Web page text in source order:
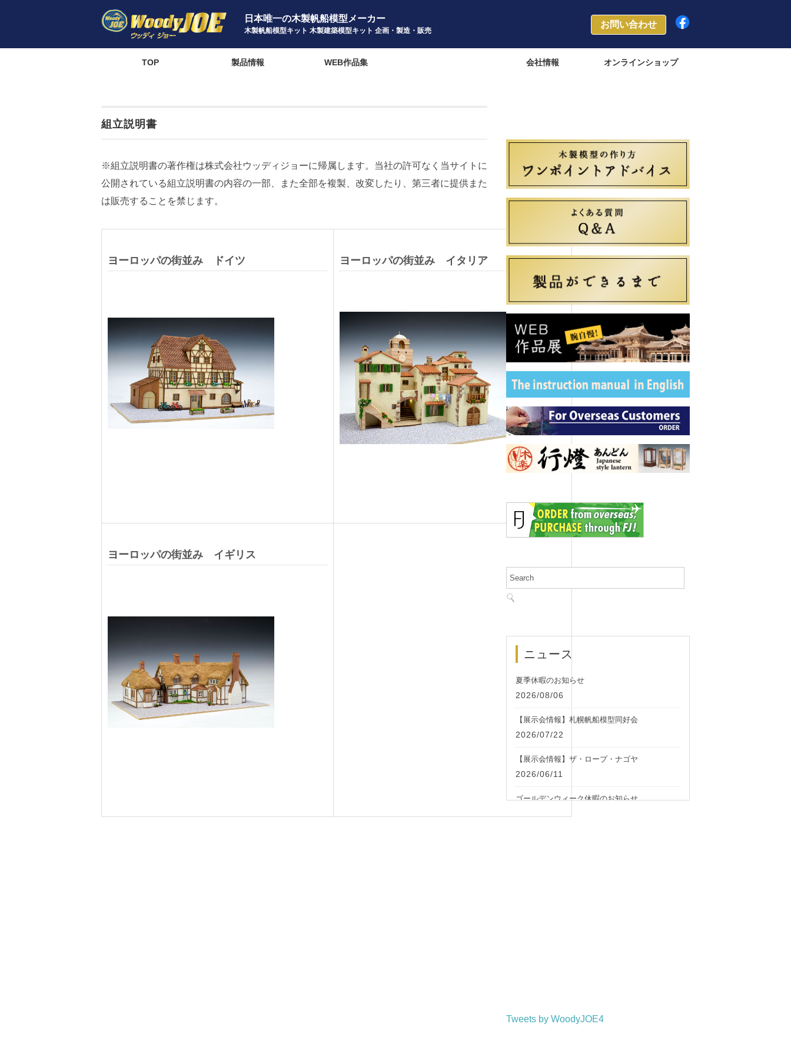
日本唯一の木製帆船模型メーカー
木製帆船模型キット 木製建築模型キット 企画・製造・販売
お問い合わせ
TOP 製品情報 WEB作品集 会社情報 オンラインショップ
組立説明書
※組立説明書の著作権は株式会社ウッディジョーに帰属します。当社の許可なく当サイトに
公開されている組立説明書の内容の一部、また全部を複製、改変したり、第三者に提供また
は販売することを禁じます。
ヨーロッパの街並み ドイツ ヨーロッパの街並み イタリア
ヨーロッパの街並み イギリス
ニュース
夏季休暇のお知らせ
2026/08/06
【展示会情報】札幌帆船模型同好会
2026/07/22
【展示会情報】ザ・ロープ・ナゴヤ
2026/06/11
ゴールデンウィーク休暇のお知らせ
Tweets by WoodyJOE4